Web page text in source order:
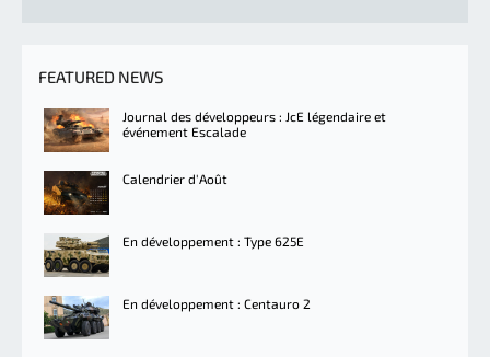
FEATURED NEWS
Journal des développeurs : JcE légendaire et
événement Escalade
Calendrier d'Août
En développement : Type 625E
En développement : Centauro 2